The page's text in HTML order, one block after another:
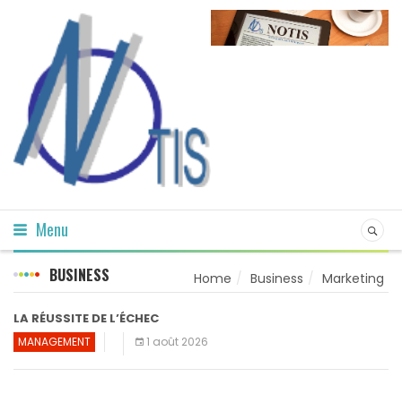
Menu
BUSINESS Home Business Marketing
LA RÉUSSITE DE L’ÉCHEC
MANAGEMENT 1 août 2026